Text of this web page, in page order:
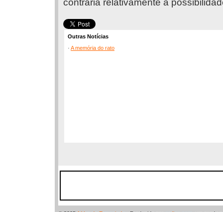
contrária relativamente à
Outras Notícias
· A memória do rato